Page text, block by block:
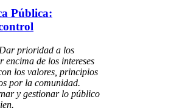
Pública:
Dar prioridad a los
encima de los intereses
los valores, principios
por la comunidad.
y gestionar lo público